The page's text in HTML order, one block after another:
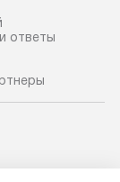
отдельных
ответы